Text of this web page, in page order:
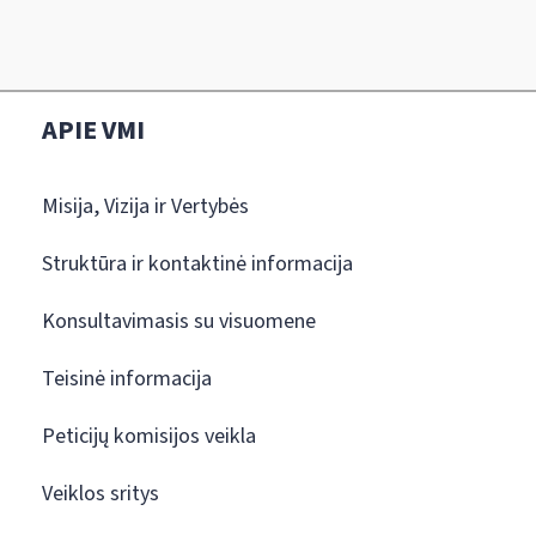
APIE VMI
Misija, Vizija ir Vertybės
Struktūra ir kontaktinė informacija
Konsultavimasis su visuomene
Teisinė informacija
Peticijų komisijos veikla
Veiklos sritys